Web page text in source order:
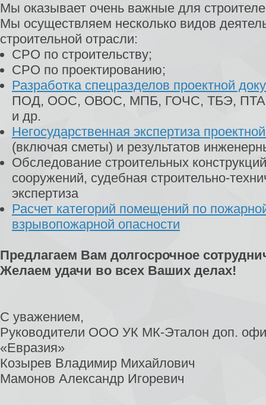
Мы оказывает очень важные для
Мы осуществляем несколько видов
строительной отрасли:
СРО по строительству;
СРО по проектированию;
Разработка спецразделов проектной
ПОД, ООС, ОВОС, МПБ, ГОЧС, ТБЭ,
и др.
Негосударственная экспертиза
(включая сметы) и результатов
Обследование строительных
сооружений, судебная строительно-
экспертиза
Расчет категорий помещений по
взрывопожарной опасности
Предлагаем Вам долгосрочное
Желаем удачи во всех Ваших делах!
С уважением,
Руководители ООО УК МК-Эталон доп.
«Евразия»
Козырев Владимир Михайлович
Мамонов Александр Игоревич